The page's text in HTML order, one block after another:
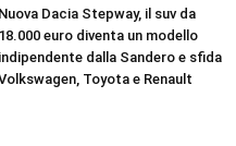
Nuova Dacia Stepway, il suv da
18.000 euro diventa un modello
indipendente dalla Sandero e sfida
Toyota e Renault